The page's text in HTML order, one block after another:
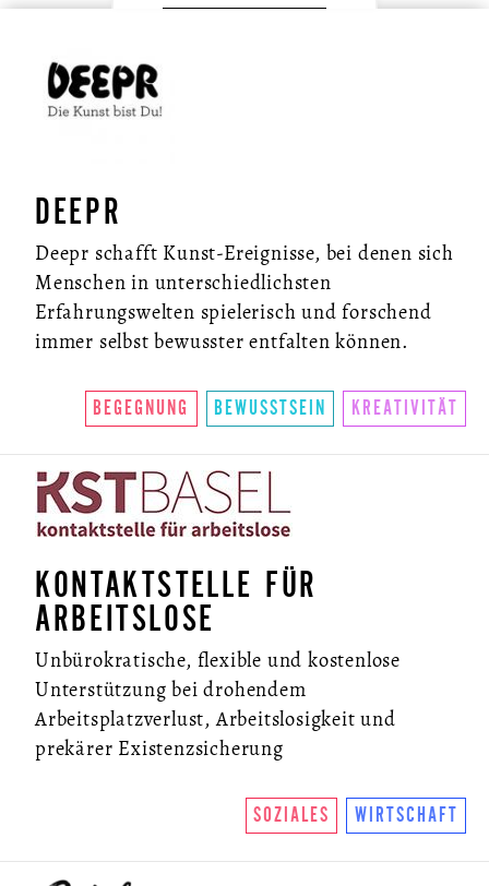
DEEPR
Deepr schafft Kunst-Ereignisse, bei denen sich
Menschen in unterschiedlichsten
Erfahrungswelten spielerisch und forschend
immer selbst bewusster entfalten können.
BEGEGNUNG BEWUSSTSEIN KREATIVITÄT
KONTAKTSTELLE FÜR
ARBEITSLOSE
Unbürokratische, flexible und kostenlose
Unterstützung bei drohendem
Arbeitsplatzverlust, Arbeitslosigkeit und
prekärer Existenzsicherung
SOZIALES WIRTSCHAFT